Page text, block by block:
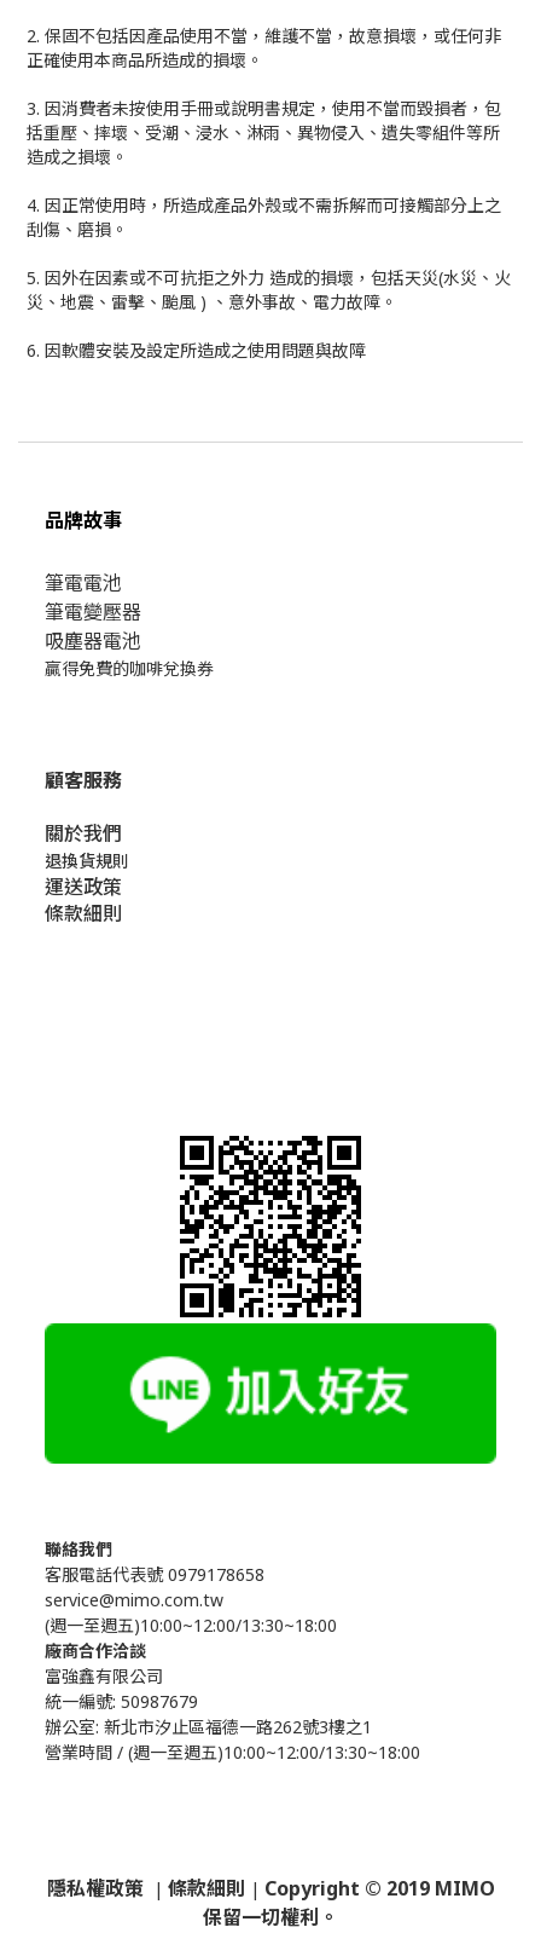
2. 保固不包括因產品使用不當，維護不當，故意損壞，或任何非
正確使用本商品所造成的損壞。
3. 因消費者未按使用手冊或說明書規定，使用不當而毀損者，包
括重壓、摔壞、受潮、浸水、淋雨、異物侵入、遺失零組件等所
造成之損壞。
4. 因正常使用時，所造成產品外殼或不需拆解而可接觸部分上之
刮傷、磨損。
5. 因外在因素或不可抗拒之外力 造成的損壞，包括天災(水災、火
災、地震、雷擊、颱風 ) 、意外事故、電力故障。
6. 因軟體安裝及設定所造成之使用問題與故障
品牌故事
筆電電池
筆電變壓器
吸塵器電池
贏得免費的咖啡兌換券
顧客服務
關於我們​
退換貨規則
運送政策
條款細則
聯絡我們
客服電話代表號 0979178658
service@mimo.com.tw
(週一至週五)10:00~12:00/13:30~18:00
廠商合作洽談
富強鑫有限公司
統一編號: 50987679
辦公室: 新北市汐止區福德一路262號3樓之1
營業時間 / (週一至週五)10:00~12:00/13:30~18:00
隱私權政策 | 條款細則 | Copyright © 2019 MIMO
保留一切權利。